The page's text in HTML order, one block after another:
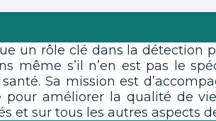
un rôle clé dans la détection
même s’il n’en est pas le
Sa mission est
pour améliorer la qualité de
et sur tous les autres aspects